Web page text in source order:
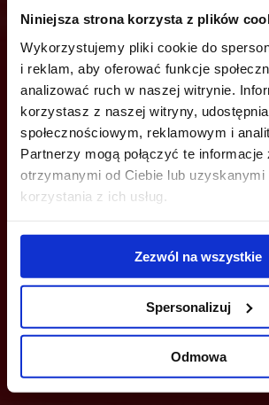
Niniejsza strona korzysta z plików
Wykorzystujemy pliki cookie do
i reklam, aby oferować funkcje
analizować ruch w naszej witrynie.
korzystasz z naszej witryny,
społecznościowym, reklamowym i
Partnerzy mogą połączyć te
otrzymanymi od Ciebie lub uzyskanymi
korzystania z ich usług.
Zezwól na wszystkie
Spersonalizuj
Odmowa
Jesteś zainteresowany
ZADZWOŃ I DOWIEDZ SIĘ WIĘCEJ
Wyślij zapytanie
Zapytanie zbiorcze